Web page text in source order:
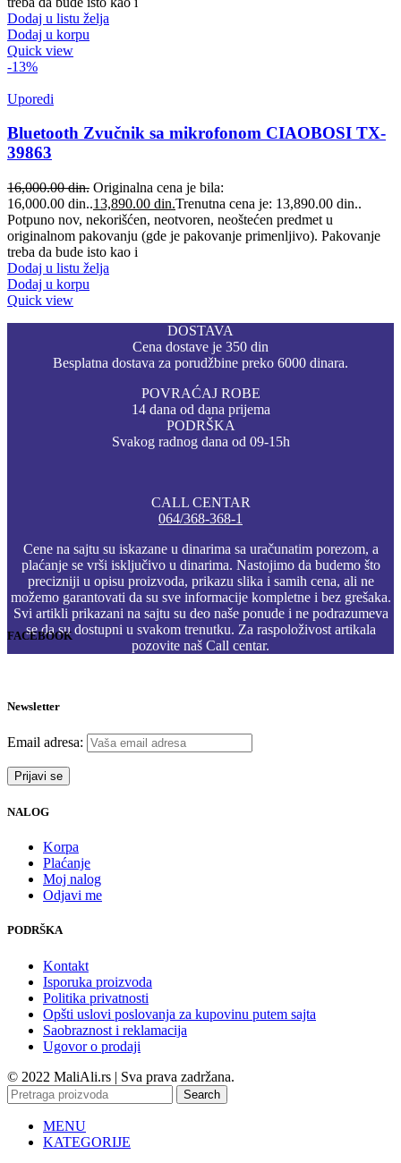
Dodaj u listu želja
Dodaj u korpu
Quick view
-13%
Uporedi
Bluetooth Zvučnik sa mikrofonom CIAOBOSI TX-
39863
16,000.00din. Originalna cena je bila:
16,000.00 din..13,890.00 din.Trenutna cena je: 13,890.00 din..
Potpuno nov, nekorišćen, neotvoren, neoštećen predmet u
originalnom pakovanju (gde je pakovanje primenljivo). Pakovanje
treba da bude isto kao i
Dodaj u listu želja
Dodaj u korpu
Quick view
DOSTAVA
Cena dostave je 350 din
Besplatna dostava za porudžbine preko 6000 dinara.
POVRAĆAJ ROBE
14 dana od dana prijema
PODRŠKA
Svakog radnog dana od 09-15h
CALL CENTAR
064/368-368-1
Cene na sajtu su iskazane u dinarima sa uračunatim porezom, a
plaćanje se vrši isključivo u dinarima. Nastojimo da budemo što
precizniji u opisu proizvoda, prikazu slika i samih cena, ali ne
možemo garantovati da su sve informacije kompletne i bez grešaka.
Svi artikli prikazani na sajtu su deo naše ponude i ne podrazumeva
se da su dostupni u svakom trenutku. Za raspoloživost artikala
pozovite naš Call centar.
FACEBOOK
Newsletter
Email adresa:
NALOG
Korpa
Plaćanje
Moj nalog
Odjavi me
PODRŠKA
Kontakt
Isporuka proizvoda
Politika privatnosti
Opšti uslovi poslovanja za kupovinu putem sajta
Saobraznost i reklamacija
Ugovor o prodaji
© 2022 MaliAli.rs | Sva prava zadržana.
Search
MENU
KATEGORIJE